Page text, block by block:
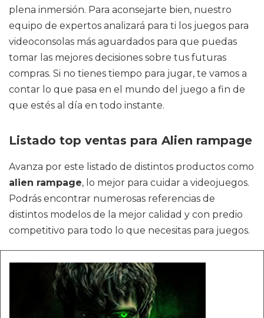
plena inmersión. Para aconsejarte bien, nuestro
equipo de expertos analizará para ti los juegos para
videoconsolas más aguardados para que puedas
tomar las mejores decisiones sobre tus futuras
compras. Si no tienes tiempo para jugar, te vamos a
contar lo que pasa en el mundo del juego a fin de
que estés al día en todo instante.
Listado top ventas para Alien rampage
Avanza por este listado de distintos productos como
alien rampage, lo mejor para cuidar a videojuegos.
Podrás encontrar numerosas referencias de
distintos modelos de la mejor calidad y con predio
competitivo para todo lo que necesitas para juegos.